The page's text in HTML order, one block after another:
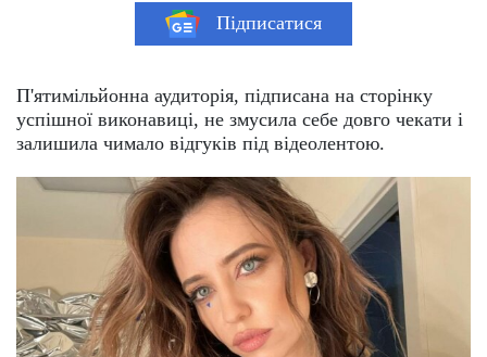
Підписатися
П'ятимільйонна аудиторія, підписана на сторінку
успішної виконавиці, не змусила себе довго чекати і
залишила чимало відгуків під відеолентою.